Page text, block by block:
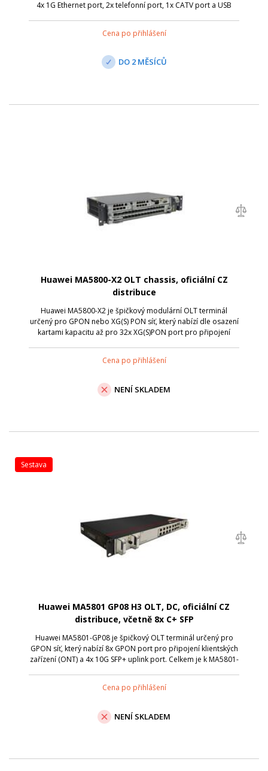
4x 1G Ethernet port, 2x telefonní port, 1x CATV port a USB
Cena po přihlášení
DO 2 MĚSÍCŮ
Huawei MA5800-X2 OLT chassis, oficiální CZ
distribuce
Huawei MA5800-X2 je špičkový modulární OLT terminál
určený pro GPON nebo XG(S) PON síť, který nabízí dle osazení
kartami kapacitu až pro 32x XG(S)PON port pro připojení
Cena po přihlášení
NENÍ SKLADEM
Huawei MA5801 GP08 H3 OLT, DC, oficiální CZ
distribuce, včetně 8x C+ SFP
Huawei MA5801-GP08 je špičkový OLT terminál určený pro
GPON síť, který nabízí 8x GPON port pro připojení klientských
zařízení (ONT) a 4x 10G SFP+ uplink port. Celkem je k MA5801-
Cena po přihlášení
sestava
NENÍ SKLADEM